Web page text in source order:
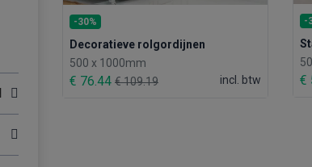
-30%
Decoratieve rolgordijnen
500 x 1000mm
€ 76.44 € 109.19 incl. btw
-
€